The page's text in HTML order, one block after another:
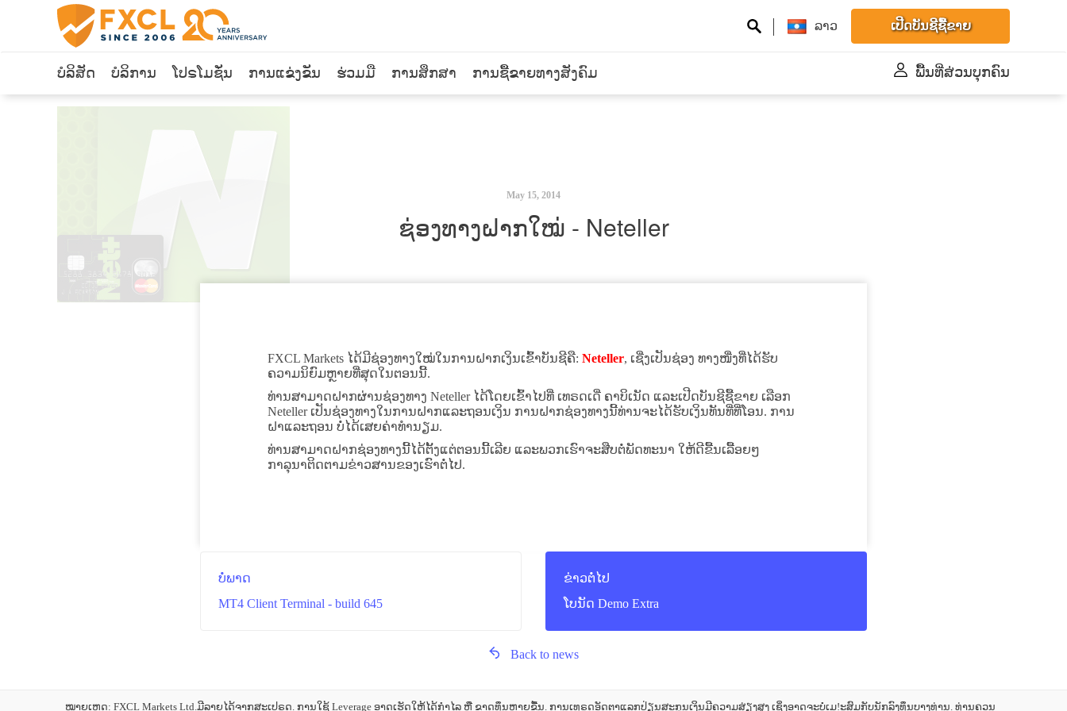
ລາວ ເປີດບັນຊີຊື້ຂາຍ
ບໍລິສັດ ບໍລິການ ໂປຣໂມຊັ່ນ ການແຂ່ງຂັນ ຮ່ວມມື ການສຶກສາ ການຊື້ຂາຍທາງສັງຄົມ ພື້້ນທີ່ສ່ວນບຸກຄົນ
May 15, 2014
ຊ່ອງທາງຝາກໃໝ່ - Neteller
FXCL Markets ໄດ້ມີຊ່ອງທາງໃໝ່ໃນການຝາກເງິນເຂົ້າບັນຊີຄື: Neteller, ເຊີ່ງເປັນຊ່ອງ ທາງໜື່ງທີ່ໄດ້ຮັບ
ຄວາມນິຍົມຫຼາຍທີ່ສຸດໃນຕອນນີ້.
ທ່ານສາມາດຝາກຜ່ານຊ່ອງທາງ Neteller ໄດ້ໂດຍເຂົ້າໄປທີ່ ເທຣດເດີ່ ຄາບິເນັດ ແລະເປີດບັນຊີຊື້ຂາຍ ເລືອກ
Neteller ເປັນຊ່ອງທາງໃນການຝາກແລະຖອນເງິນ ການຝາກຊ່ອງທາງນີ້ທ່ານຈະໄດ້ຮັບເງິນທັນທີ່ທີ່ໂອນ. ການ
ຝາແລະຖອນ ບໍ່ໄດ້ເສຍຄ່າທຳນຽມ.
ທ່ານສາມາດຝາກຊ່ອງທາງນີ້ໄດ້ຕັ້ງແຕ່ຕອນນີ້ເລີຍ ແລະພວກເຮົາຈະສືບຕໍ່ພັດທະນາ ໃຫ້ດີຂື້ນເລື້ອຍໆ
ກາລຸນາຕິດຕາມຂ່າວສານຂອງເຮົາຕໍ່ໄປ.
ບໍ່ພາດ
MT4 Client Terminal - build 645
ຂ່າວຕໍ່ໄປ
ໂບນັດ Demo Extra
Back to news
ໝາຍເຫດ: FXCL Markets Ltd.ມີລາຍໄດ້ຈາກສະເປຣດ. ການໃຊ້ Leverage ອາດເຮັດໃຫ້ໄດ້ກຳໄລ ຫຼື ຂາດທຶນຫຼາຍຂື້ນ. ການເທຣດອັດຕາແລກປ່ຽນສະກຸນເງິນມີຄວາມສ່ຽງສູງ ເຊິ່ງອາດຈະບໍ່ເມ!ະສົມກັບນັກລົງທຶນບາງທ່ານ. ທ່ານຄວນ